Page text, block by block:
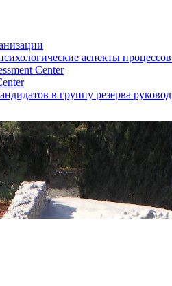
аспекты
Center
в группу резерва